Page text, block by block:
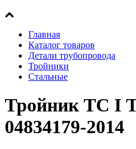
Главная
Каталог товаров
Детали трубопровода
Тройники
Стальные
Тройник ТС I
04834179-2014